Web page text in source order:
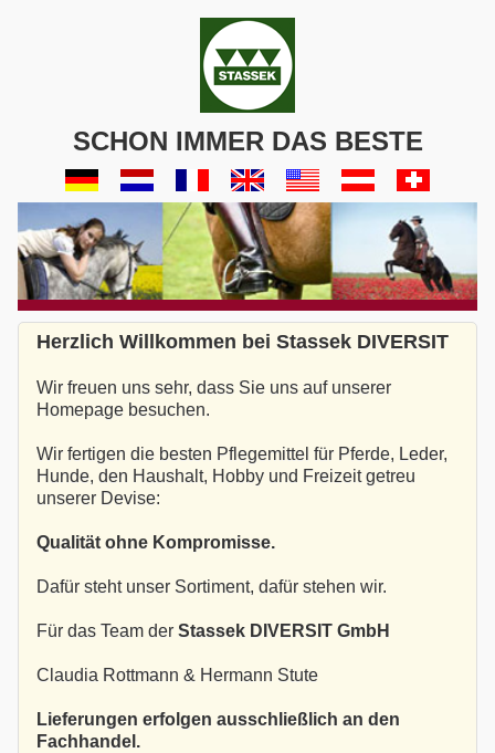
SCHON IMMER DAS BESTE
Herzlich Willkommen bei Stassek DIVERSIT
Wir freuen uns sehr, dass Sie uns auf unserer
Homepage besuchen.
Wir fertigen die besten Pflegemittel für Pferde, Leder,
Hunde, den Haushalt, Hobby und Freizeit getreu
unserer Devise:
Qualität ohne Kompromisse.
Dafür steht unser Sortiment, dafür stehen wir.
Für das Team der Stassek DIVERSIT GmbH
Claudia Rottmann & Hermann Stute
Lieferungen erfolgen ausschließlich an den
Fachhandel.